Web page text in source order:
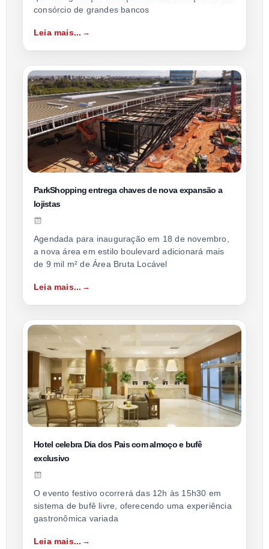
consórcio de grandes bancos
Leia mais...
ParkShopping entrega chaves de nova expansão a
lojistas
Agendada para inauguração em 18 de novembro,
a nova área em estilo boulevard adicionará mais
de 9 mil m² de Área Bruta Locável
Leia mais...
Hotel celebra Dia dos Pais com almoço e bufê
exclusivo
O evento festivo ocorrerá das 12h às 15h30 em
sistema de bufê livre, oferecendo uma experiência
gastronômica variada
Leia mais...